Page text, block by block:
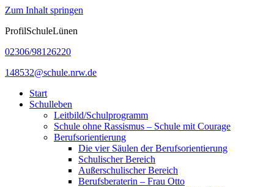
Zum Inhalt springen
ProfilSchuleLünen
02306/98126220
148532@schule.nrw.de
Start
Schulleben
Leitbild/Schulprogramm
Schule ohne Rassismus – Schule mit Courage
Berufsorientierung
Die vier Säulen der Berufsorientierung
Schulischer Bereich
Außerschulischer Bereich
Berufsberaterin – Frau Otto